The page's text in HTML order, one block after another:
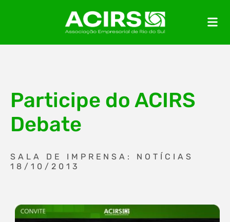
Participe do ACIRS
Debate
SALA DE IMPRENSA: NOTÍCIAS
18/10/2013